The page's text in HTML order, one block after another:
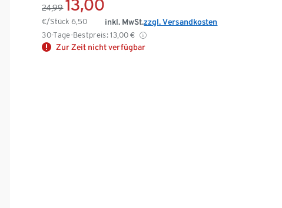
24,99 13,00
€/Stück6,50
30-Tage-Bestpreis: 13,00 €
inkl. MwSt.zzgl. Versandkosten
Zur Zeit nicht verfügbar